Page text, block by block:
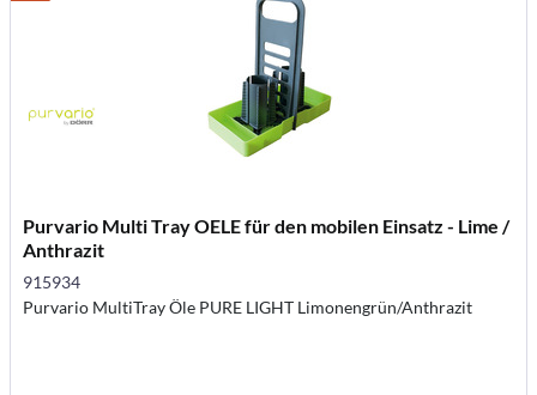
Purvario Multi Tray OELE für den mobilen Einsatz - Lime /
Anthrazit
915934
Purvario MultiTray Öle PURE LIGHT Limonengrün/Anthrazit